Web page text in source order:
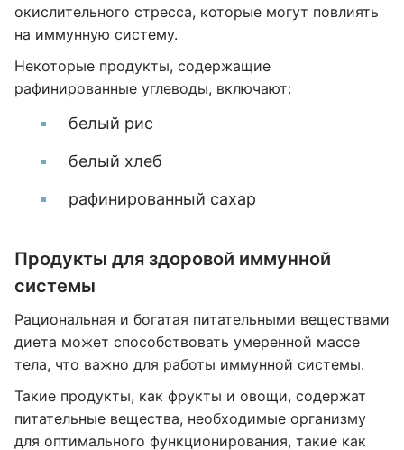
окислительного стресса, которые могут повлиять
на иммунную систему.
Некоторые продукты, содержащие
рафинированные углеводы, включают:
белый рис
белый хлеб
рафинированный сахар
Продукты для здоровой иммунной
системы
Рациональная и богатая питательными веществами
диета может способствовать умеренной массе
тела, что важно для работы иммунной системы.
Такие продукты, как фрукты и овощи, содержат
питательные вещества, необходимые организму
для оптимального функционирования, такие как